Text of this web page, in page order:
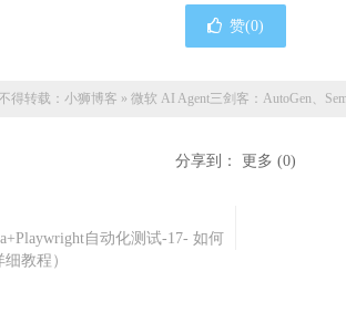
赞(0)
得转载： 小狮博客 » 微软 AI Agent三剑客：AutoGen、
分享到： 更多 (0)
自动化测试-17- 如何
教程）